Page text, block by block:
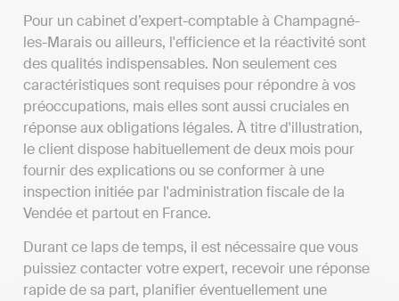
Pour un cabinet d’expert-comptable à Champagné-
les-Marais ou ailleurs, l'efficience et la réactivité sont
des qualités indispensables. Non seulement ces
caractéristiques sont requises pour répondre à vos
préoccupations, mais elles sont aussi cruciales en
réponse aux obligations légales. À titre d'illustration,
le client dispose habituellement de deux mois pour
fournir des explications ou se conformer à une
inspection initiée par l'administration fiscale de la
Vendée et partout en France.
Durant ce laps de temps, il est nécessaire que vous
puissiez contacter votre expert, recevoir une réponse
rapide de sa part, planifier éventuellement une